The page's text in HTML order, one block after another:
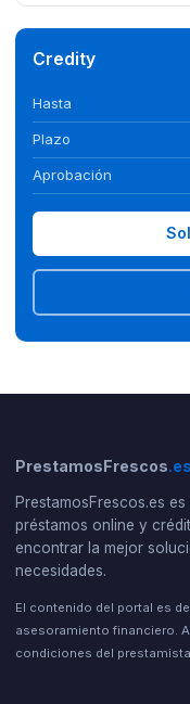
Credity
Hasta
Plazo
Aprobación
PrestamosFrescos.es
PrestamosFrescos.es
préstamos online y
encontrar la mejor
necesidades.
El contenido del portal es
asesoramiento financiero.
condiciones del